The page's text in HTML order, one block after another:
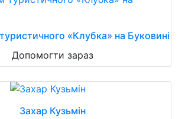
«Клубка» на Буковині
Допомогти зараз
Захар Кузьмін